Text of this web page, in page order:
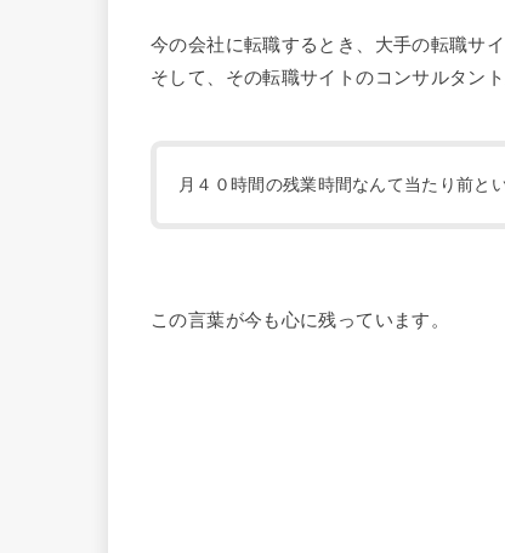
今の会社に転職するとき、大手の転職サ
そして、その転職サイトのコンサルタン
月４０時間の残業時間なんて当たり前と
この言葉が今も心に残っています。